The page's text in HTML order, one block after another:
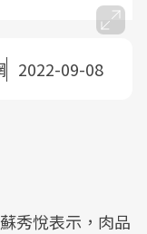
2022-09-08
秀悅表示，肉品